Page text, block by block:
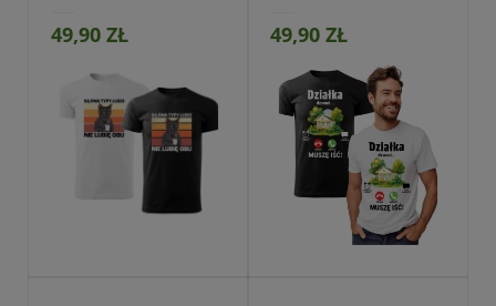
49,90 ZŁ 49,90 ZŁ